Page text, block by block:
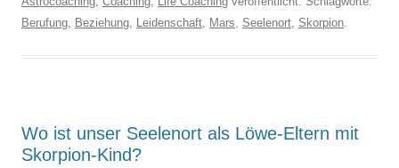
Berufung, Beziehung, Leidenschaft, Mars, Seelenort, Skorpion.
Wo ist unser Seelenort als Löwe-Eltern mit
Skorpion-Kind?